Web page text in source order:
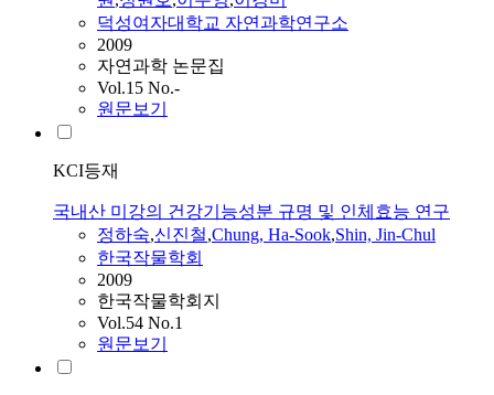
덕성여자대학교 자연과학연구소
2009
자연과학 논문집
Vol.15 No.-
원문보기
KCI등재
국내산 미강의 건강기능성분 규명 및 인체효능 연구
정하숙,신진철,Chung, Ha-Sook,Shin, Jin-Chul
한국작물학회
2009
한국작물학회지
Vol.54 No.1
원문보기